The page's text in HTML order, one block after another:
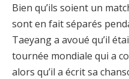
Bien qu’ils soient un
sont en fait séparés
Taeyang a avoué qu’il
tournée mondiale qui a
alors qu’il a écrit sa